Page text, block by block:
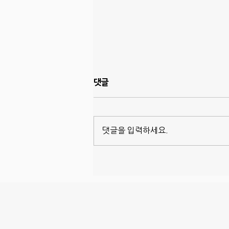
댓글
댓글을 입력하세요.